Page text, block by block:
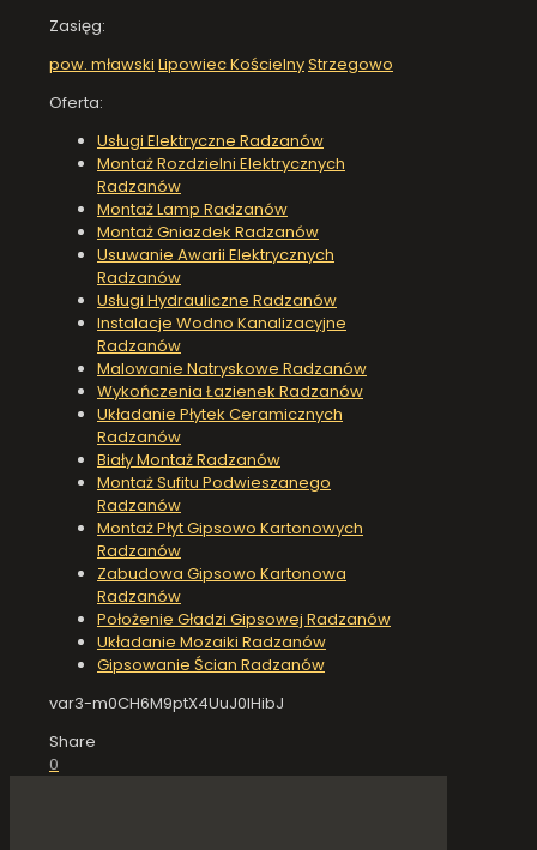
Zasięg:
pow. mławski Lipowiec KościelnyStrzegowo
Oferta:
Usługi Elektryczne Radzanów
Montaż Rozdzielni Elektrycznych
Radzanów
Montaż Lamp Radzanów
Montaż Gniazdek Radzanów
Usuwanie Awarii Elektrycznych
Radzanów
Usługi Hydrauliczne Radzanów
Instalacje Wodno Kanalizacyjne
Radzanów
Malowanie Natryskowe Radzanów
Wykończenia Łazienek Radzanów
Układanie Płytek Ceramicznych
Radzanów
Biały Montaż Radzanów
Montaż Sufitu Podwieszanego
Radzanów
Montaż Płyt Gipsowo Kartonowych
Radzanów
Zabudowa Gipsowo Kartonowa
Radzanów
Położenie Gładzi Gipsowej Radzanów
Układanie Mozaiki Radzanów
Gipsowanie Ścian Radzanów
var3-m0CH6M9ptX4UuJ0IHibJ
Share
0